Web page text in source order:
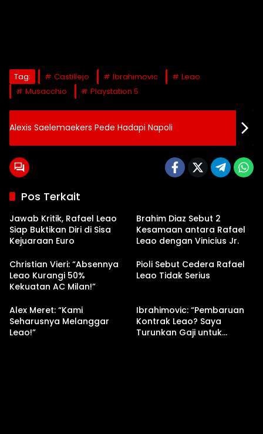
Tag: Castillejo Ibrahimovic
Leao
Musacchio
Playstation 5
Alexis Saelemaekers Pede Hadapi Napoli
Pos Terkait
Jawab Kritik, Rafael Leao
Siap Buktikan Diri di Sisa
Kejuaraan Euro
Brahim Diaz Sebut 2
Kesamaan antara Rafael
Leao dengan Vinicius Jr.
Christian Vieri: “Absennya
Leao Kurangi 50%
Kekuatan AC Milan!”
Pioli Sebut Cedera Rafael
Leao Tidak Serius
Alex Meret: “Kami
Seharusnya Melanggar
Leao!”
Ibrahimovic: “Pembaruan
Kontrak Leao? Saya
Turunkan Gaji untuk